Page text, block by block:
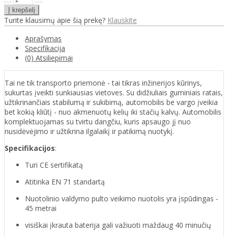
Turite klausimų apie šią prekę? Klauskite
Aprašymas
Specifikacija
(0) Atsiliepimai
Tai ne tik transporto priemonė - tai tikras inžinerijos kūrinys,
sukurtas įveikti sunkiausias vietoves. Su didžiuliais guminiais ratais,
užtikrinančiais stabilumą ir sukibimą, automobilis be vargo įveikia
bet kokią kliūtį - nuo akmenuotų kelių iki stačių kalvų. Automobilis
komplektuojamas su tvirtu dangčiu, kuris apsaugo jį nuo
nusidėvėjimo ir užtikrina ilgalaikį ir patikimą nuotykį.
Specifikacijos:
Turi CE sertifikatą
Atitinka EN 71 standartą
Nuotolinio valdymo pulto veikimo nuotolis yra įspūdingas -
45 metrai
visiškai įkrauta baterija gali važiuoti maždaug 40 minučių